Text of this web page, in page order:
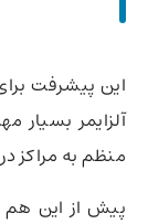
این پیشرفت
آلزایمر
منظم به مراکز
پیش از این هم